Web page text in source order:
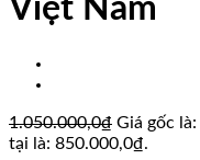
Việt Nam
1.050.000,0₫ Giá gốc
tại là: 850.000,0₫.